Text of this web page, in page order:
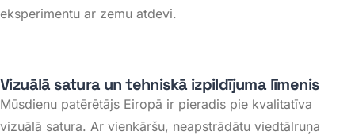
eksperimentu ar zemu atdevi.
Vizuālā satura un tehniskā izpildījuma līmenis
Mūsdienu patērētājs Eiropā ir pieradis pie kvalitatīva
vizuālā satura. Ar vienkāršu, neapstrādātu viedtālruņa